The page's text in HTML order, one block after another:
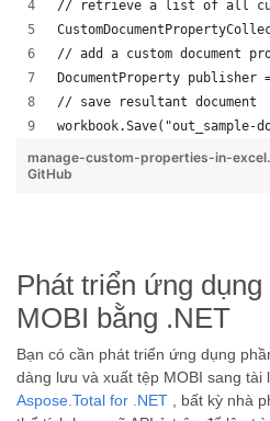
// retrieve a list of all
// add a custom document
DocumentProperty
// save resultant document
manage-custom-properties-in-
GitHub
Phát triển ứng
MOBI bằng .NET
Bạn có cần phát triển ứng dụng
dàng lưu và xuất tệp MOBI sang tài
Aspose.Total for .NET , bất kỳ nhà